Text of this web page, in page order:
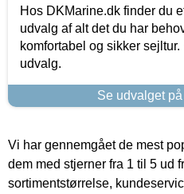
Hos DKMarine.dk finder du
udvalg af alt det du har
komfortabel og sikker
udvalg.
Se udvalget
Vi har gennemgået de mest
dem med stjerner fra 1 til 5 ud
sortimentstørrelse,